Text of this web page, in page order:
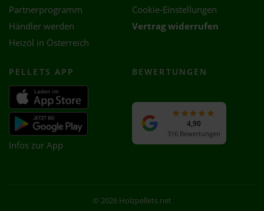
Partnerprogramm
Händler werden
Heizöl in Österreich
Cookie-Einstellungen
Vertrag widerrufen
PELLETS APP
Infos zur App
BEWERTUNGEN
4,90
316 Bewertungen
© 2026 Holzpellets.net